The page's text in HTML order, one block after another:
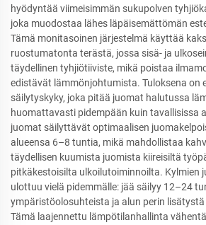
hyödyntää viimeisimmän sukupolven
joka muodostaa lähes läpäisemättömän
Tämä monitasoinen järjestelmä käyttää
ruostumatonta terästä, jossa sisä- ja
täydellinen tyhjiötiiviste, mikä poistaa
edistävät lämmönjohtumista. Tuloksena on
säilytyskyky, joka pitää juomat halutussa
huomattavasti pidempään kuin tavallisissa
juomat säilyttävät optimaalisen
alueensa 6–8 tuntia, mikä mahdollistaa
täydellisen kuumista juomista kiireisiltä
pitkäkestoisilta ulkoilutoiminnoilta. Kylmien
ulottuu vielä pidemmälle: jää säilyy 12–24
ympäristöolosuhteista ja alun perin
Tämä laajennettu lämpötilanhallinta